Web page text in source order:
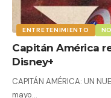
ENTRETENIMIENTO
Capitán América
Disney+
CAPITÁN AMÉRICA: UN
mayo…